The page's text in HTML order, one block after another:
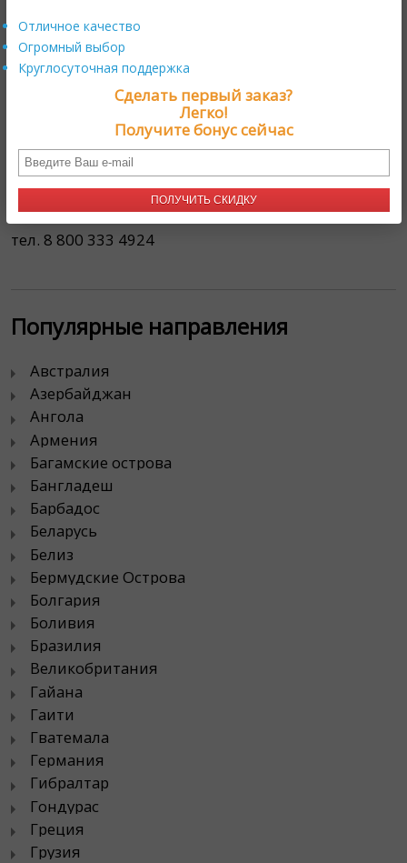
Магазинам цветов
Партнерская программа
Продавайте с нами
111024, г. Москва,
проезд Энтузиастов, д. 19А
тел. 8 800 333 4924
Популярные направления
Австралия
Азербайджан
Ангола
Армения
Багамские острова
Бангладеш
Барбадос
Беларусь
Белиз
Бермудские Острова
Болгария
Боливия
Бразилия
Великобритания
Гайана
Гаити
Гватемала
Германия
Гибралтар
Гондурас
Греция
Грузия
Отличное качество
Огромный выбор
Круглосуточная поддержка
Сделать первый заказ?
Легко!
Получите бонус сейчас
ПОЛУЧИТЬ СКИДКУ